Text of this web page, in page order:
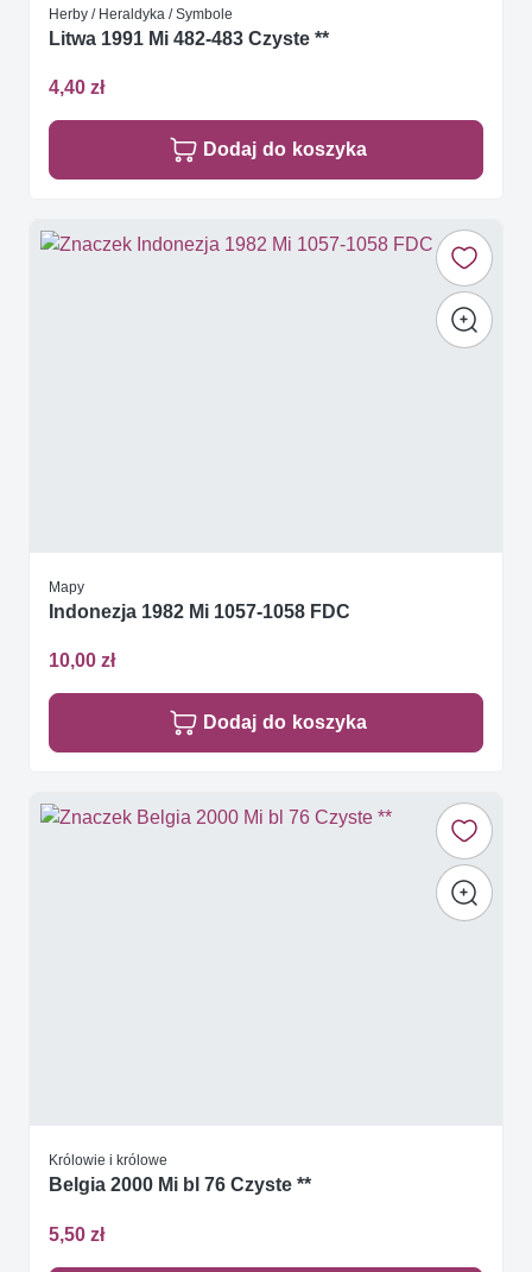
Herby / Heraldyka / Symbole
Litwa 1991 Mi 482-483 Czyste **
4,40 zł
Dodaj do koszyka
Mapy
Indonezja 1982 Mi 1057-1058 FDC
10,00 zł
Dodaj do koszyka
Królowie i królowe
Belgia 2000 Mi bl 76 Czyste **
5,50 zł